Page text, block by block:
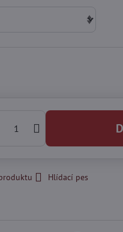
Hlídací pes